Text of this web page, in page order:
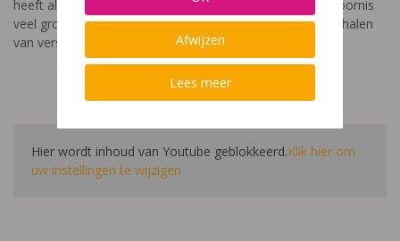
heeft als doel aan te tonen dat de impact van een leerstoornis
veel groter is dan enkel wat je ziet in de klas. Je hoort verhalen
van verschillende leerlingen en ouders.
Hier wordt inhoud van Youtube geblokkeerd.Klik hier om
uw instellingen te wijzigen
Afwijzen
Lees meer